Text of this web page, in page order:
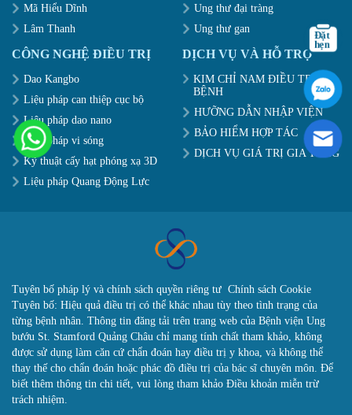
Mã Hiểu Dĩnh
Lâm Thanh
Ung thư đại tràng
Ung thư gan
CÔNG NGHỆ ĐIỀU TRỊ
Dao Kangbo
Liệu pháp can thiệp cục bộ
Liệu pháp dao nano
Liệu pháp vi sóng
Kỹ thuật cấy hạt phóng xạ 3D
Liệu pháp Quang Động Lực
DỊCH VỤ VÀ HỖ TRỢ
KIM CHỈ NAM ĐIỀU TRỊ
BỆNH
HƯỠNG DẪN NHẬP VIỆN
BẢO HIỂM HỢP TÁC
DỊCH VỤ GIÁ TRỊ GIA TĂNG
Tuyên bố pháp lý và chính sách quyền riêng tư Chính sách Cookie
Tuyên bố: Hiệu quả điều trị có thể khác nhau tùy theo tình trạng của
từng bệnh nhân. Thông tin đăng tải trên trang web của Bệnh viện Ung
bướu St. Stamford Quảng Châu chỉ mang tính chất tham khảo, không
được sử dụng làm căn cứ chẩn đoán hay điều trị y khoa, và không thể
thay thế cho chẩn đoán hoặc phác đồ điều trị của bác sĩ chuyên môn. Để
biết thêm thông tin chi tiết, vui lòng tham khảo Điều khoản miễn trừ
trách nhiệm.